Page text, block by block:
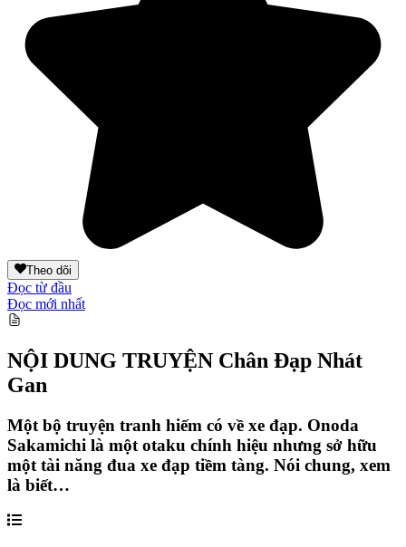
Theo dõi
Đọc từ đầu
Đọc mới nhất
NỘI DUNG TRUYỆN Chân Đạp Nhát
Gan
Một bộ truyện tranh hiếm có về xe đạp. Onoda
Sakamichi là một otaku chính hiệu nhưng sở hữu
một tài năng đua xe đạp tiềm tàng. Nói chung, xem
là biết…